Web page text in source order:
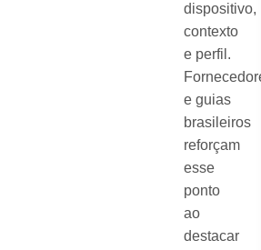
dispositivo,
contexto
e perfil.
e guias
brasileiros
reforçam
esse
ponto
ao
destacar